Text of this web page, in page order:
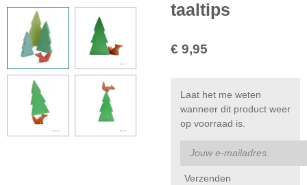
taaltips
€ 9,95
Laat het me weten
wanneer dit product weer
op voorraad is.
Verzenden